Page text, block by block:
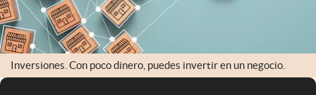
Inversiones. Con poco dinero, puedes invertir en un negocio.